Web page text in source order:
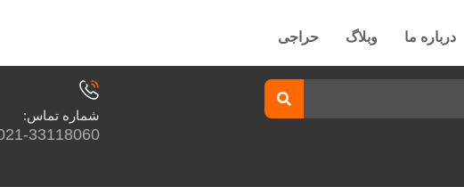
درباره ما وبلاگ حراجی
شماره تماس:
33118060